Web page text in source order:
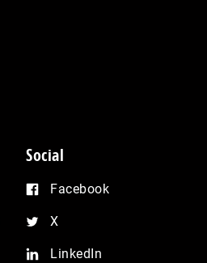
Social
Facebook
X
LinkedIn